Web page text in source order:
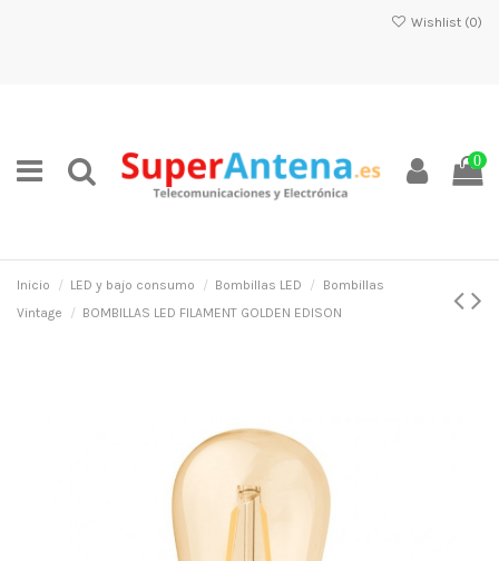
Wishlist (0)
0
Inicio LED y bajo consumo Bombillas LED
Bombillas
Vintage
BOMBILLAS LED FILAMENT GOLDEN EDISON